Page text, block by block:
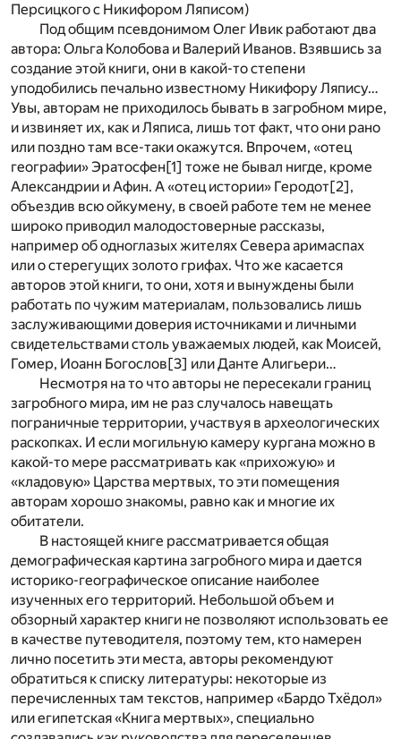
Персицкого с Никифором Ляписом)
Под общим псевдонимом Олег Ивик работают два
автора: Ольга Колобова и Валерий Иванов. Взявшись за
создание этой книги, они в какой-то степени
уподобились печально известному Никифору Ляпису…
Увы, авторам не приходилось бывать в загробном мире,
и извиняет их, как и Ляписа, лишь тот факт, что они рано
или поздно там все-таки окажутся. Впрочем, «отец
географии» Эратосфен [1] тоже не бывал нигде, кроме
Александрии и Афин. А «отец истории» Геродот[2] ,
объездив всю ойкумену, в своей работе тем не менее
широко приводил малодостоверные рассказы,
например об одноглазых жителях Севера аримаспах
или о стерегущих золото грифах. Что же касается
авторов этой книги, то они, хотя и вынуждены были
работать по чужим материалам, пользовались лишь
заслуживающими доверия источниками и личными
свидетельствами столь уважаемых людей, как Моисей,
Гомер, Иоанн Богослов [3] или Данте Алигьери…
Несмотря на то что авторы не пересекали границ
загробного мира, им не раз случалось навещать
пограничные территории, участвуя в археологических
раскопках. И если могильную камеру кургана можно в
какой-то мере рассматривать как «прихожую» и
«кладовую» Царства мертвых, то эти помещения
авторам хорошо знакомы, равно как и многие их
обитатели.
В настоящей книге рассматривается общая
демографическая картина загробного мира и дается
историко-географическое описание наиболее
изученных его территорий. Небольшой объем и
обзорный характер книги не позволяют использовать ее
в качестве путеводителя, поэтому тем, кто намерен
лично посетить эти места, авторы рекомендуют
обратиться к списку литературы: некоторые из
перечисленных там текстов, например «Бардо Тхёдол»
или египетская «Книга мертвых», специально